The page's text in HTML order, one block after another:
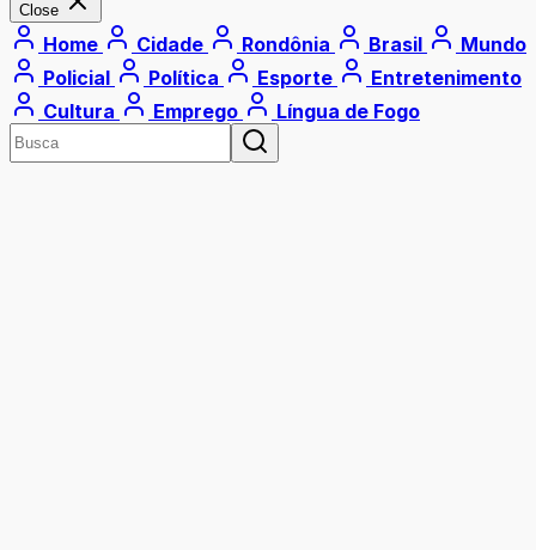
Close
Home Cidade Rondônia Brasil
Mundo
Policial
Política Esporte
Entretenimento
Cultura
Emprego Língua de Fogo